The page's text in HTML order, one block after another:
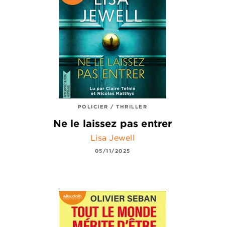
POLICIER / THRILLER
Ne le laissez pas entrer
Lisa Jewell
05/11/2025